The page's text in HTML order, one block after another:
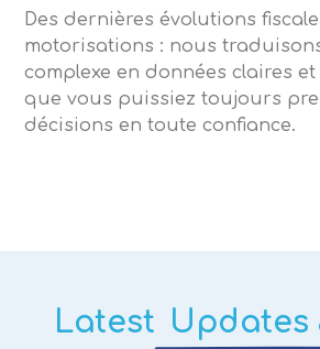
Des dernières évolutions
motorisations : nous
complexe en données claires
que vous puissiez toujours
décisions en toute confiance.
Latest Updates